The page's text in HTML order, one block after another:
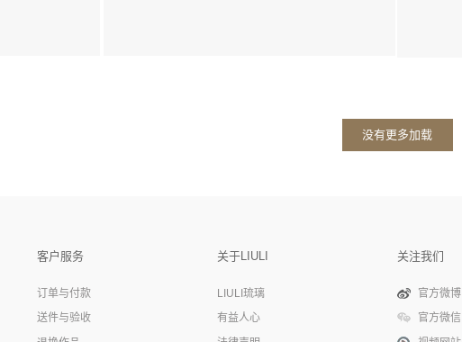
没有更多加载
客户服务
订单与付款
送件与验收
关于LIULI
LIULI琉璃
有益人心
关注我们
官方微博
官方微信